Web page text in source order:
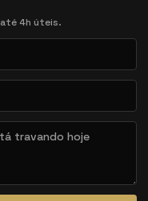
4h úteis.